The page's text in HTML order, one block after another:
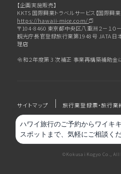
【企画実施販売】
KKTS 国際興業トラベルサービス【国際興
https://hawaii-mice.com/
〒104-8460 東京都中央区八重洲２－１０
観光庁長官登録旅行業第1948号 JATA日
理店
令和２年度第 3 次補正 事業再構築補助金
サイトマップ 旅行業登録票・旅行業
プライバシーポリシー 会社概要
©Kokusai Kogyo Co., All